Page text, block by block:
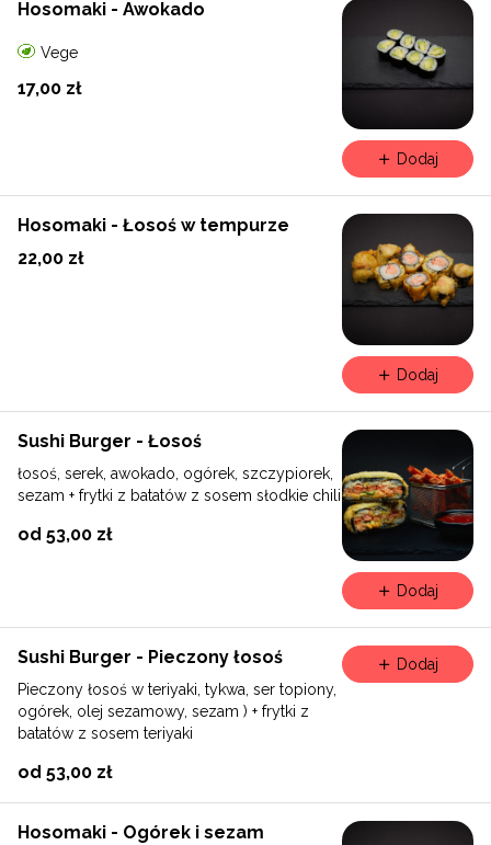
8x Hosomak łosoś
8x Hosomak ogórek
Hosomaki - Awokado
Vege
17,00 zł
Dodaj
Hosomaki - Łosoś w tempurze
22,00 zł
Dodaj
Sushi Burger - Łosoś
łosoś, serek, awokado, ogórek, szczypiorek,
sezam + frytki z batatów z sosem słodkie chili
od 53,00 zł
Dodaj
Sushi Burger - Pieczony łosoś
Pieczony łosoś w teriyaki, tykwa, ser topiony,
ogórek, olej sezamowy, sezam ) + frytki z
batatów z sosem teriyaki
od 53,00 zł
Dodaj
Hosomaki - Ogórek i sezam